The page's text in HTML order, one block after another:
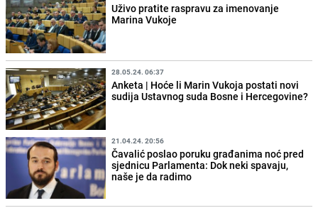
Uživo pratite raspravu za imenovanje
Marina Vukoje
28.05.24. 06:37
Anketa | Hoće li Marin Vukoja postati novi
sudija Ustavnog suda Bosne i Hercegovine?
21.04.24. 20:56
Čavalić poslao poruku građanima noć pred
sjednicu Parlamenta: Dok neki spavaju,
naše je da radimo